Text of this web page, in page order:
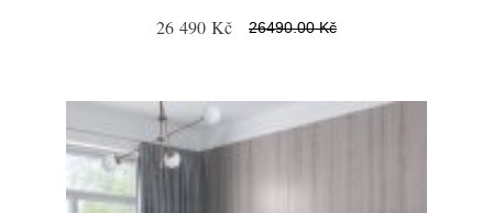
26 490 Kč 26490.00 Kč